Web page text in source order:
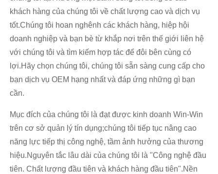
khách hàng của chúng tôi về chất lượng cao và dịch vụ
tốt.Chúng tôi hoan nghênh các khách hàng, hiệp hội
doanh nghiệp và bạn bè từ khắp nơi trên thế giới liên hệ
với chúng tôi và tìm kiếm hợp tác để đôi bên cùng có
lợi.Hãy chọn chúng tôi, chúng tôi sẵn sàng cung cấp cho
bạn dịch vụ OEM hạng nhất và đáp ứng những gì bạn
cần.
Mục đích của chúng tôi là đạt được kinh doanh Win-Win
trên cơ sở quản lý tín dụng;chúng tôi tiếp tục nâng cao
năng lực tiếp thị công nghệ, tầm ảnh hưởng của thương
hiệu.Nguyên tắc lâu dài của chúng tôi là "Công nghệ đầu
tiên. Chất lượng đầu tiên và khách hàng đầu tiên".Nền